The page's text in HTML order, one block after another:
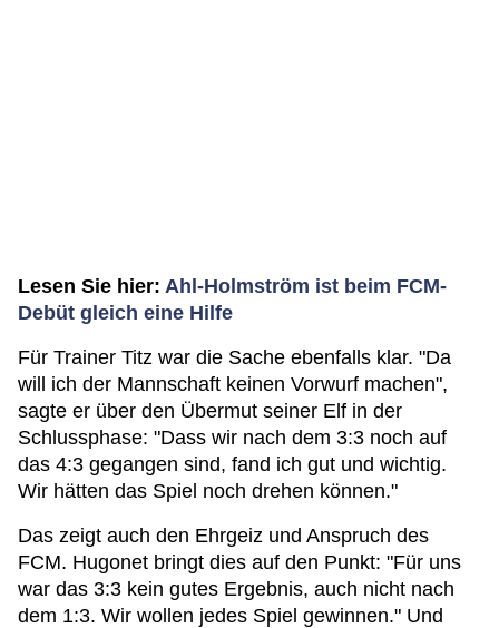
Lesen Sie hier: Ahl-Holmström ist beim FCM-
Debüt gleich eine Hilfe
Für Trainer Titz war die Sache ebenfalls klar. "Da
will ich der Mannschaft keinen Vorwurf machen",
sagte er über den Übermut seiner Elf in der
Schlussphase: "Dass wir nach dem 3:3 noch auf
das 4:3 gegangen sind, fand ich gut und wichtig.
Wir hätten das Spiel noch drehen können."
Das zeigt auch den Ehrgeiz und Anspruch des
FCM. Hugonet bringt dies auf den Punkt: "Für uns
war das 3:3 kein gutes Ergebnis, auch nicht nach
dem 1:3. Wir wollen jedes Spiel gewinnen." Und